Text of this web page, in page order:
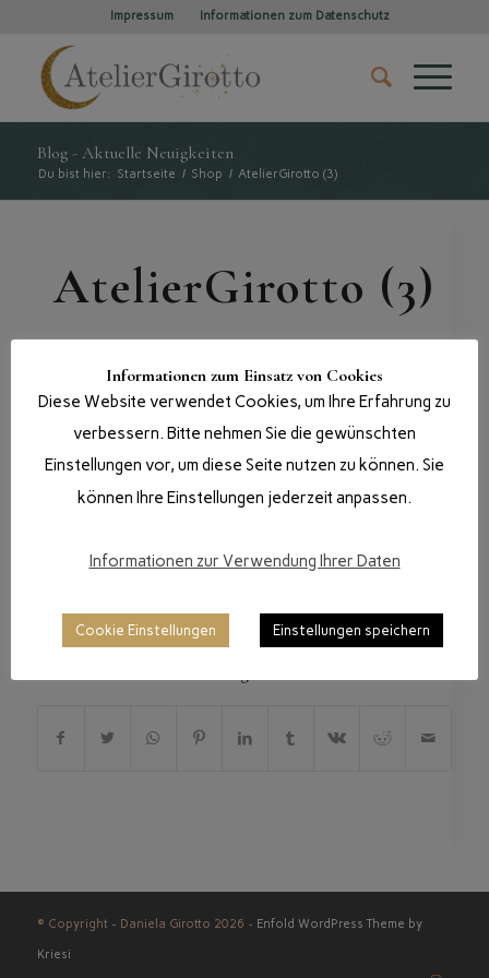
Impressum Informationen zum Datenschutz
Blog - Aktuelle Neuigkeiten
Du bist hier: Startseite / Shop / AtelierGirotto (3)
AtelierGirotto (3)
© Copyright - Daniela Girotto 2026 - Enfold WordPress Theme by
Kriesi
Informationen zum Einsatz von Cookies
Diese Website verwendet Cookies, um Ihre Erfahrung zu
verbessern. Bitte nehmen Sie die gewünschten
Einstellungen vor, um diese Seite nutzen zu können. Sie
können Ihre Einstellungen jederzeit anpassen.
Informationen zur Verwendung Ihrer Daten
Cookie Einstellungen Einstellungen speichern